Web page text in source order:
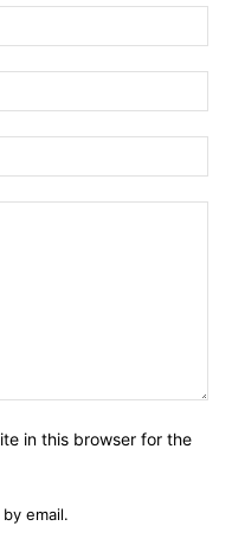
in this browser for the
email.